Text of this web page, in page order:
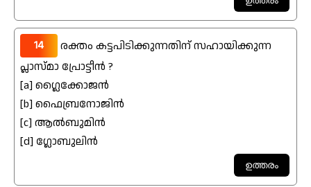
14
രക്തം കട്ടപിടിക്കുന്നതിന് സഹായിക്കുന്ന
പ്ലാസ്മാ പ്രോട്ടീൻ ?
[a] ഗ്ലൈക്കോജൻ
[b] ഫെെബ്രനോജിൻ
[c] ആൽബുമിൻ
[d] ഗ്ലോബുലിൻ